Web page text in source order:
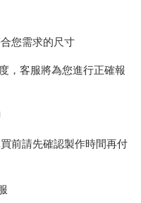
您需求的尺寸
，客服將為您進行正確報
前請先確認製作時間再付